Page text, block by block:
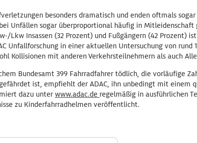
besonders dramatisch und enden oftmals
Unfällen sogar überproportional häufig in Mitleidenschaft
Lkw Insassen (32 Prozent) und Fußgängern (42 Prozent)
Unfallforschung in einer aktuellen Untersuchung von rund
Kollisionen mit anderen Verkehrsteilnehmern als auch
Bundesamt 399 Fahrradfahrer tödlich, die vorläufige
ist, empfiehlt der ADAC, ihn unbedingt mit einem
dazu unterwww.adac.de regelmäßig in ausführlichen
zu Kinderfahrradhelmen veröffentlicht.